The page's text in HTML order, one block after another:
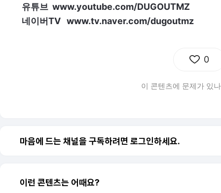
유튜브 www.youtube.com/DUGOUTMZ
네이버TV www.tv.naver.com/dugoutmz
0
이 콘텐츠에 문제가 있
마음에 드는 채널을 구독하려면 로그인하세요.
이런 콘텐츠는 어때요?